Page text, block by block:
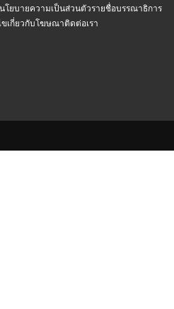
นโยบายความเป็นส่วนตัวรายชื่อบรรณาธิการ
ขเกี่ยวกับโฆษณาติดต่อเรา